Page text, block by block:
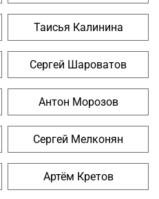
Таисья Калинина
Сергей Шароватов
Антон Морозов
Сергей Мелконян
Артём Кретов